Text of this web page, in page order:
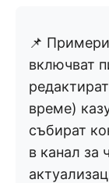
📌
включват
време)
събират
в канал за